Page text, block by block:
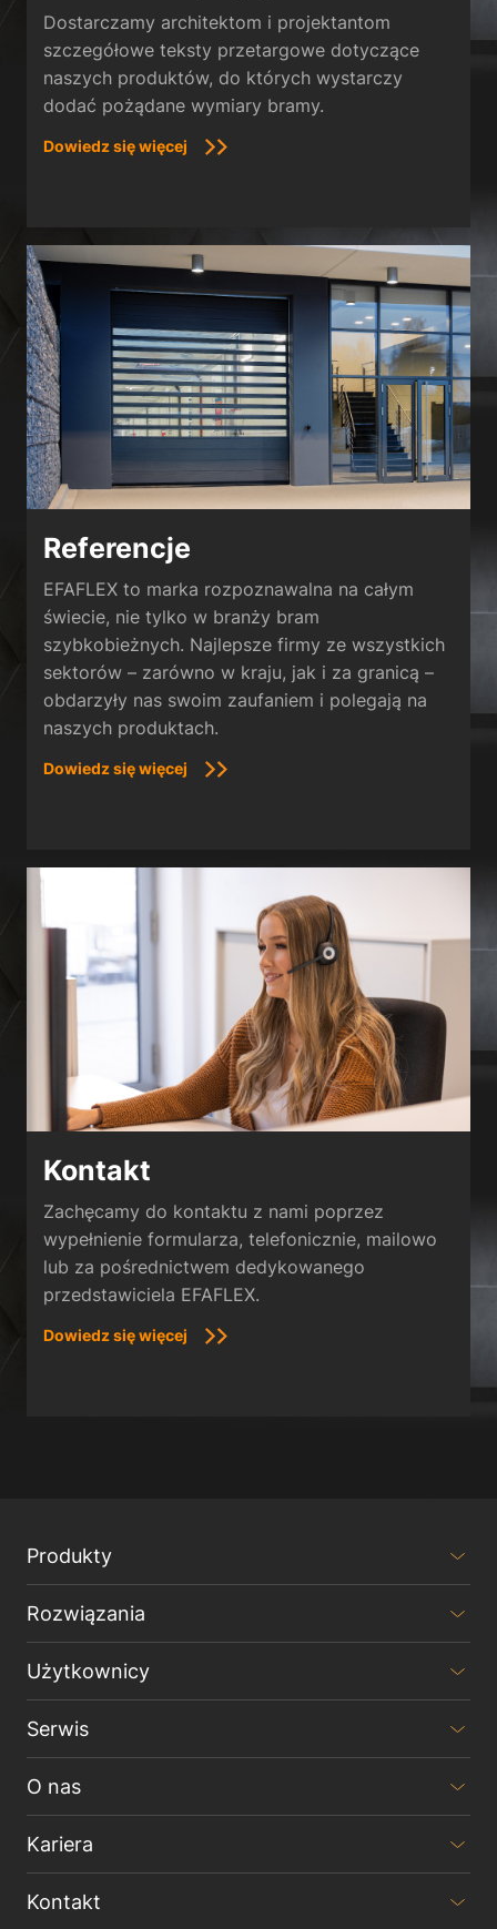
Dostarczamy architektom i projektantom
szczegółowe teksty przetargowe dotyczące
naszych produktów, do których wystarczy
dodać pożądane wymiary bramy.
Dowiedz się więcej
Referencje
EFAFLEX to marka rozpoznawalna na całym
świecie, nie tylko w branży bram
szybkobieżnych. Najlepsze firmy ze wszystkich
sektorów – zarówno w kraju, jak i za granicą –
obdarzyły nas swoim zaufaniem i polegają na
naszych produktach.
Dowiedz się więcej
Kontakt
Zachęcamy do kontaktu z nami poprzez
wypełnienie formularza, telefonicznie, mailowo
lub za pośrednictwem dedykowanego
przedstawiciela EFAFLEX.
Dowiedz się więcej
Produkty
Rozwiązania
Użytkownicy
Serwis
O nas
Kariera
Kontakt